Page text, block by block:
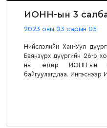
ИОНН-ын 3
2023 оны 03 сарын 05
Нийслэлийн Хан-Уул
Баянзүрх дүүргийн 26-р
ны өдөр ИОНН-ын
байгуулагдлаа. Ингэснээр